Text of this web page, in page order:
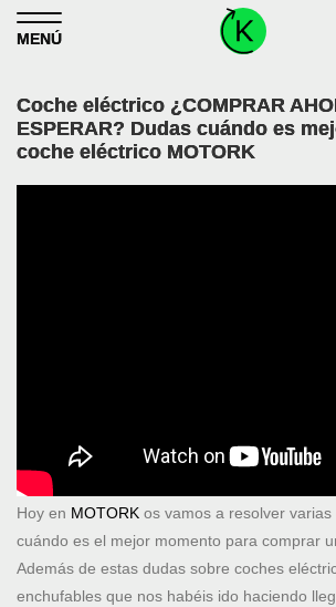
Skip to content
MENÚ
Coche eléctrico ¿COMPRAR
ESPERAR? Dudas cuándo es
coche eléctrico MOTORK
Hoy en MOTORK os vamos a resolver varias
cuándo es el mejor momento para comprar
Además de estas dudas sobre coches
enchufables que nos habéis ido haciendo